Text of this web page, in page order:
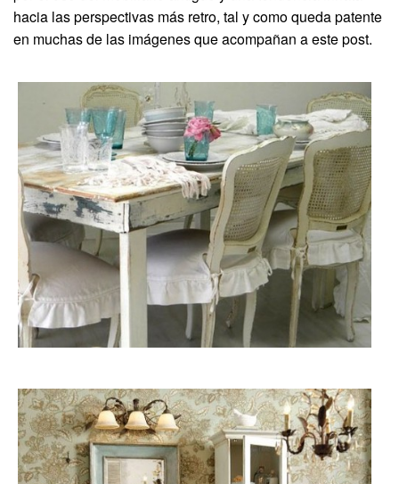
hacia las perspectivas más retro, tal y como queda patente
en muchas de las imágenes que acompañan a este post.